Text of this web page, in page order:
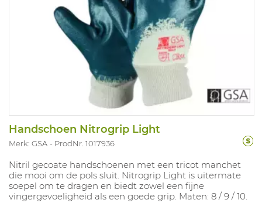
Handschoen Nitrogrip Light
Merk: GSA ProdNr. 1017936
Nitril gecoate handschoenen met een tricot manchet
die mooi om de pols sluit. Nitrogrip Light is uitermate
soepel om te dragen en biedt zowel een fijne
vingergevoeligheid als een goede grip. Maten: 8 / 9 / 10.